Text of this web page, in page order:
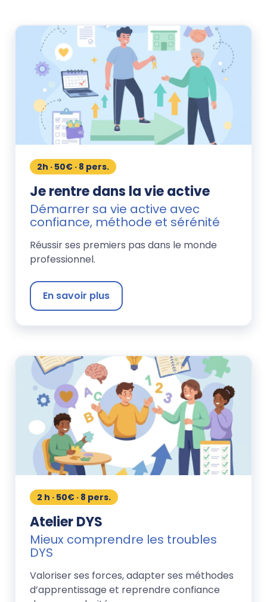
2h · 50€ · 8 pers.
Je rentre dans la vie active
Démarrer sa vie active avec
confiance, méthode et sérénité
Réussir ses premiers pas dans le monde
professionnel.
En savoir plus
2 h · 50€ · 8 pers.
Atelier DYS
Mieux comprendre les troubles
DYS
Valoriser ses forces, adapter ses méthodes
d’apprentissage et reprendre confiance